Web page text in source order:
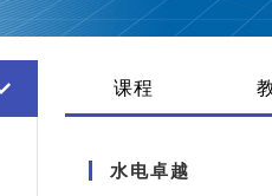
课程
水电卓越